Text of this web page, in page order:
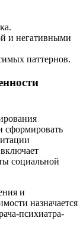
и негативными
паттернов.
сформировать
социальной
и
назначается
психиатра-